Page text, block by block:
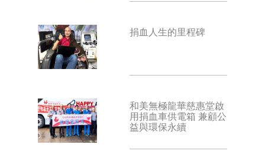
捐血人生的里程碑
和美無極龍華慈惠堂啟
用捐血車供電箱 兼顧公
益與環保永續